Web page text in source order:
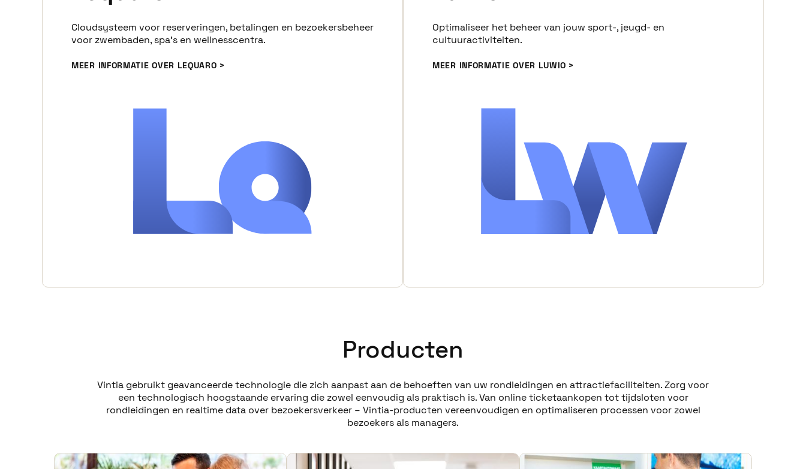
Cloudsysteem voor reserveringen, betalingen en bezoekersbeheer
voor zwembaden, spa’s en wellnesscentra.
MEER INFORMATIE OVER LEQUARO
Optimaliseer het beheer van jouw sport-, jeugd- en
cultuuractiviteiten.
MEER INFORMATIE OVER LUWIO
Producten
Vintia gebruikt geavanceerde technologie die zich aanpast aan de behoeften van uw rondleidingen en attractiefaciliteiten. Zorg voor
een technologisch hoogstaande ervaring die zowel eenvoudig als praktisch is. Van online ticketaankopen tot tijdsloten voor
rondleidingen en realtime data over bezoekersverkeer – Vintia-producten vereenvoudigen en optimaliseren processen voor zowel
bezoekers als managers.